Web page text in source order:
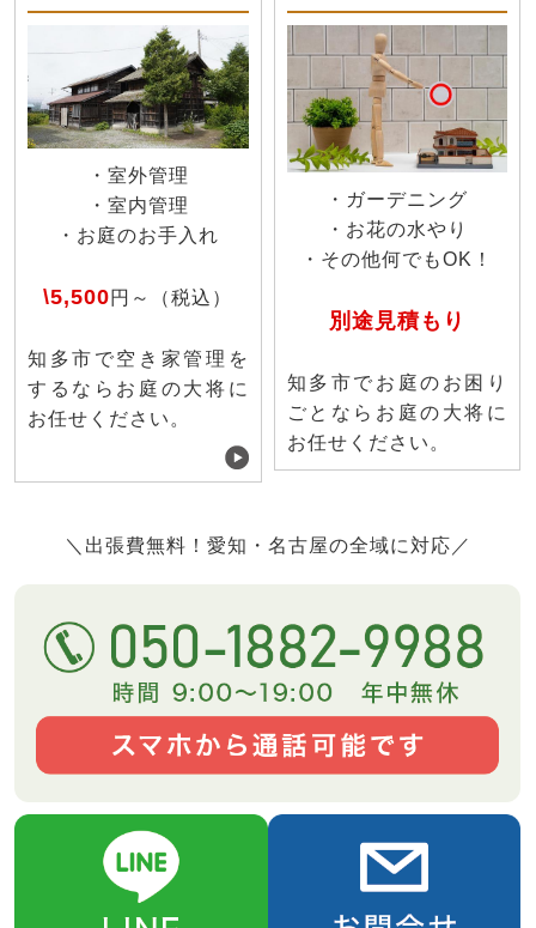
・室外管理
・室内管理
・お庭のお手入れ
\5,500円～（税込）
知多市で空き家管理を
するならお庭の大将に
お任せください。
・ガーデニング
・お花の水やり
・その他何でもOK！
別途見積もり
知多市でお庭のお困り
ごとならお庭の大将に
お任せください。
＼出張費無料！愛知・名古屋の全域に対応／